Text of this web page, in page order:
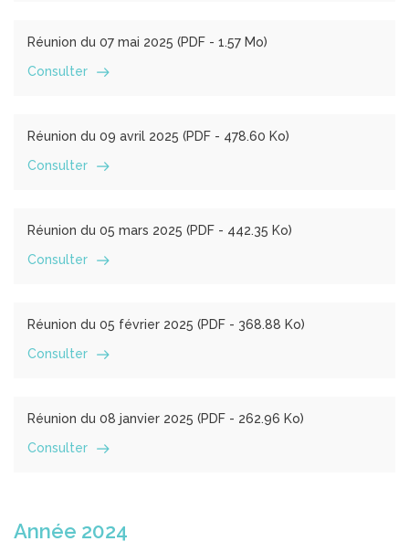
Réunion du 07 mai 2025 (PDF - 1.57 Mo)
Consulter
Réunion du 09 avril 2025 (PDF - 478.60 Ko)
Consulter
Réunion du 05 mars 2025 (PDF - 442.35 Ko)
Consulter
Réunion du 05 février 2025 (PDF - 368.88 Ko)
Consulter
Réunion du 08 janvier 2025 (PDF - 262.96 Ko)
Consulter
Année 2024